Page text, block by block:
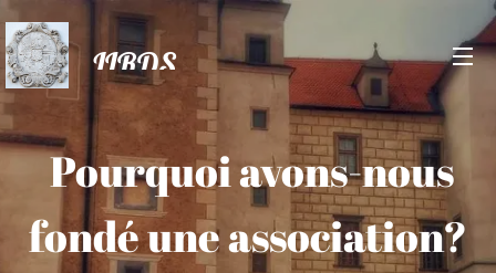
JLRDS
Pourquoi avons-nous
fondé une association?